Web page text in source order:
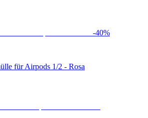
-40%
für Airpods 1/2 - Rosa